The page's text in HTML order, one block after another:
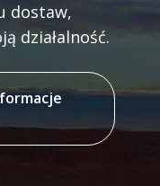
dostaw,
działalność.